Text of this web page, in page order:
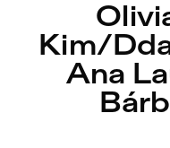
Zu Aktuelles springen
Zu Seiten springen
Kim/
Ana